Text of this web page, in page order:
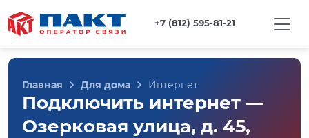
+7 (812) 595-81-21
Главная Для дома Интернет
Подключить интернет —
Озерковая улица, д. 45,